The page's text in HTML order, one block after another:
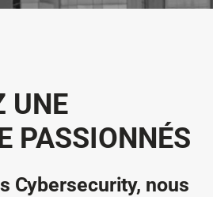
UNE
PASSIONNÉS
Cybersecurity, nous